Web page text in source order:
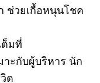
ช่วยเกื้อหนุนโชค
ต็มที่
าะกับผู้บริหาร นัก
ต